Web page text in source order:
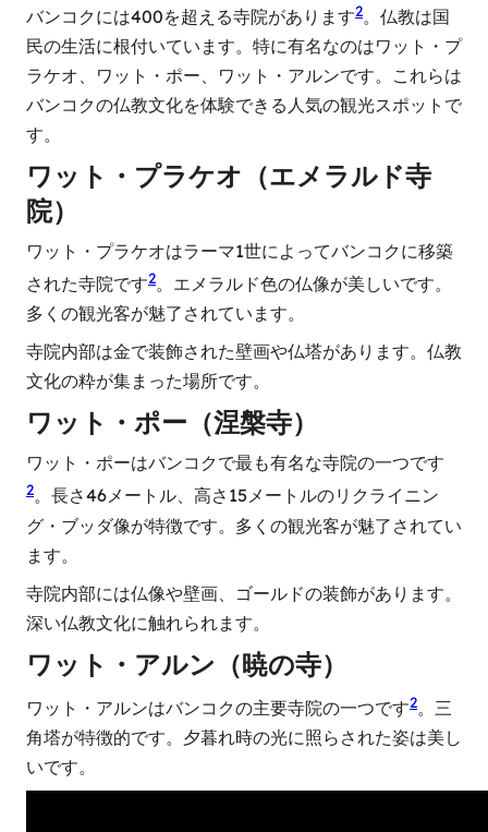
バンコクには400を超える寺院があります2。仏教は国
民の生活に根付いています。特に有名なのはワット・プ
ラケオ、ワット・ポー、ワット・アルンです。これらは
バンコクの仏教文化を体験できる人気の観光スポットで
す。
ワット・プラケオ（エメラルド寺
院）
ワット・プラケオはラーマ1世によってバンコクに移築
された寺院です2。エメラルド色の仏像が美しいです。
多くの観光客が魅了されています。
寺院内部は金で装飾された壁画や仏塔があります。仏教
文化の粋が集まった場所です。
ワット・ポー（涅槃寺）
ワット・ポーはバンコクで最も有名な寺院の一つです
2。長さ46メートル、高さ15メートルのリクライニン
グ・ブッダ像が特徴です。多くの観光客が魅了されてい
ます。
寺院内部には仏像や壁画、ゴールドの装飾があります。
深い仏教文化に触れられます。
ワット・アルン（暁の寺）
ワット・アルンはバンコクの主要寺院の一つです2。三
角塔が特徴的です。夕暮れ時の光に照らされた姿は美し
いです。